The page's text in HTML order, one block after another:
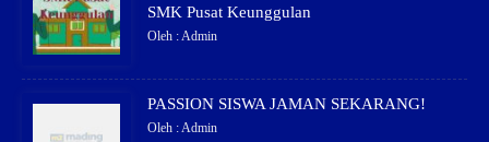
SMK Pusat Keunggulan
Oleh : Admin
PASSION SISWA JAMAN SEKARANG!
Oleh : Admin